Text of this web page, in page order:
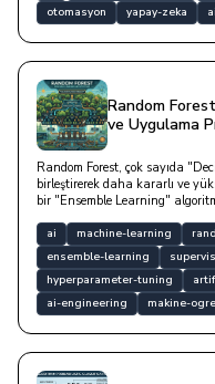
otomasyon
yapay-zeka
Random
ve Uygulama
Random Forest, çok sayıda
birleştirerek daha kararlı ve
bir "Ensemble Learning"
eğilimini minimize eder; bu
"generalization" başarısı
modeldir.
ai machine-learning
ensemble-learning
hyperparameter-tuning
ai-engineering
makine-